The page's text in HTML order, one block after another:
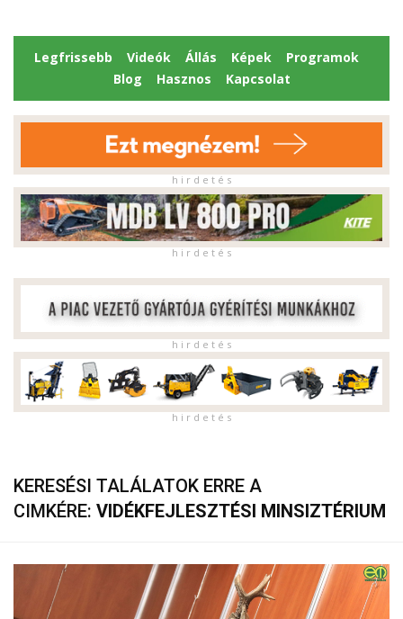
Legfrissebb Videók Állás Képek
Programok
Blog
Hasznos Kapcsolat
h i r d e t é s
h i r d e t é s
h i r d e t é s
h i r d e t é s
KERESÉSI TALÁLATOK ERRE A
CIMKÉRE: VIDÉKFEJLESZTÉSI MINSIZTÉRIUM